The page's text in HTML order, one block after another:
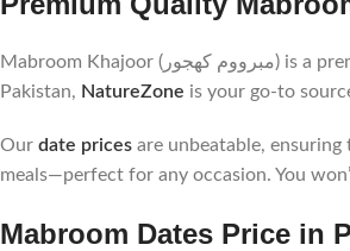
Mabroom Khajoor (مبرووم کھجور) is a premium variety of dates known for its unique taste and chewy texture. If you’re searching for the best price for Mabroom Dates in
Pakistan, NatureZone is your go-to
Our date prices are unbeatable,
meals—perfect for any occasion. You
Mabroom Dates Price in